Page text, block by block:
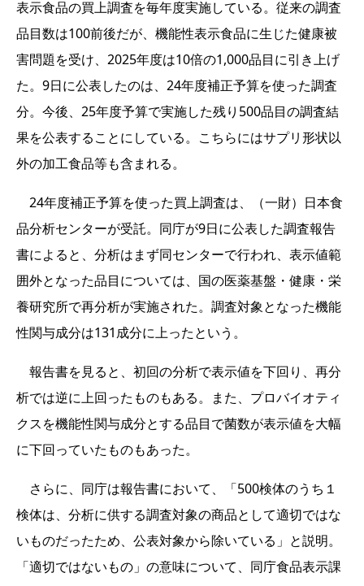
表示食品の買上調査を毎年度実施している。従来の調査
品目数は100前後だが、機能性表示食品に生じた健康被
害問題を受け、2025年度は10倍の1,000品目に引き上げ
た。9日に公表したのは、24年度補正予算を使った調査
分。今後、25年度予算で実施した残り500品目の調査結
果を公表することにしている。こちらにはサプリ形状以
外の加工食品等も含まれる。
24年度補正予算を使った買上調査は、（一財）日本食
品分析センターが受託。同庁が9日に公表した調査報告
書によると、分析はまず同センターで行われ、表示値範
囲外となった品目については、国の医薬基盤・健康・栄
養研究所で再分析が実施された。調査対象となった機能
性関与成分は131成分に上ったという。
報告書を見ると、初回の分析で表示値を下回り、再分
析では逆に上回ったものもある。また、プロバイオティ
クスを機能性関与成分とする品目で菌数が表示値を大幅
に下回っていたものもあった。
さらに、同庁は報告書において、「500検体のうち１
検体は、分析に供する調査対象の商品として適切ではな
いものだったため、公表対象から除いている」と説明。
「適切ではないもの」の意味について、同庁食品表示課